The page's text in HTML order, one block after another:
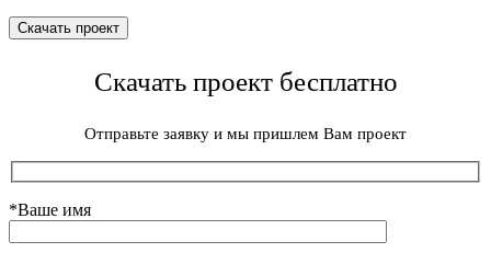
Скачать проект бесплатно
Отправьте заявку и мы пришлем Вам проект
*Ваше имя